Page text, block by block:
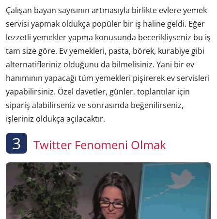
Çalışan bayan sayısının artmasıyla birlikte evlere yemek
servisi yapmak oldukça popüler bir iş haline geldi. Eğer
lezzetli yemekler yapma konusunda becerikliyseniz bu iş
tam size göre. Ev yemekleri, pasta, börek, kurabiye gibi
alternatifleriniz olduğunu da bilmelisiniz. Yani bir ev
hanımının yapacağı tüm yemekleri pişirerek ev servisleri
yapabilirsiniz. Özel davetler, günler, toplantılar için
sipariş alabilirseniz ve sonrasında beğenilirseniz,
işleriniz oldukça açılacaktır.
3 Twitter Fenomeni Olmak